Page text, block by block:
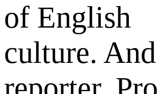
of English
culture.